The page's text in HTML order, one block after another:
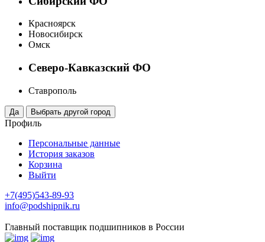
Красноярск
Новосибирск
Омск
Северо-Кавказский ФО
Ставрополь
Профиль
Персональные данные
История заказов
Корзина
Выйти
+7(495)543-89-93
info@podshipnik.ru
Главный поставщик подшипников в России